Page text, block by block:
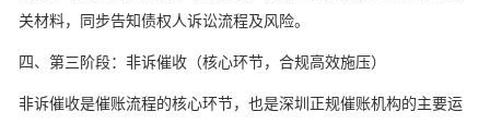
关材料，同步告知债权人诉讼流程及风险。
四、第三阶段：非诉催收（核心环节，合规高效施压）
非诉催收是催账流程的核心环节，也是深圳正规催账机构的主要运